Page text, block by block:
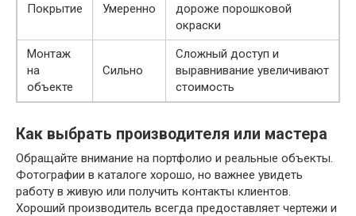
Покрытие Умеренно
дороже порошковой
окраски
Монтаж
на
объекте
Сильно
Сложный доступ и
выравнивание увеличивают
стоимость
Как выбрать производителя или мастера
Обращайте внимание на портфолио и реальные объекты.
Фотографии в каталоге хорошо, но важнее увидеть
работу в живую или получить контакты клиентов.
Хороший производитель всегда предоставляет чертежи и